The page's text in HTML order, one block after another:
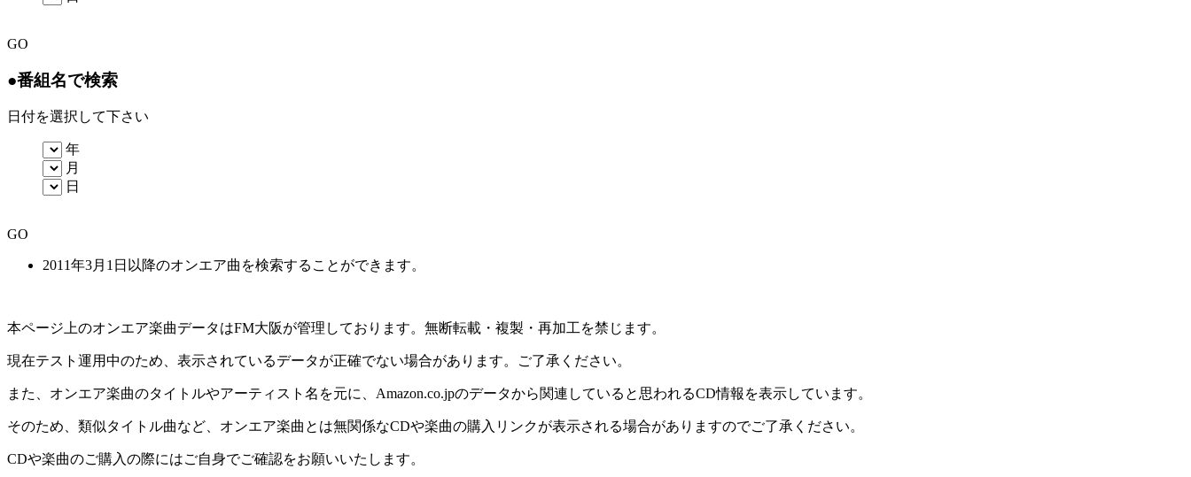
GO
●番組名で検索
日付を選択して下さい
年
月
日
GO
2011年3月1日以降のオンエア曲を検索することができます。
本ページ上のオンエア楽曲データはFM大阪が管理しております。無断転載・複製・再加工を禁じます。
現在テスト運用中のため、表示されているデータが正確でない場合があります。ご了承ください。
また、オンエア楽曲のタイトルやアーティスト名を元に、Amazon.co.jpのデータから関連していると思われるCD情報を表示しています。
そのため、類似タイトル曲など、オンエア楽曲とは無関係なCDや楽曲の購入リンクが表示される場合がありますのでご了承ください。
CDや楽曲のご購入の際にはご自身でご確認をお願いいたします。